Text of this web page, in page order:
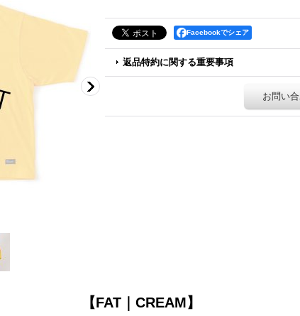
Facebookでシェア
返品特約に関する重要事項
お問い
【FAT｜CREAM】